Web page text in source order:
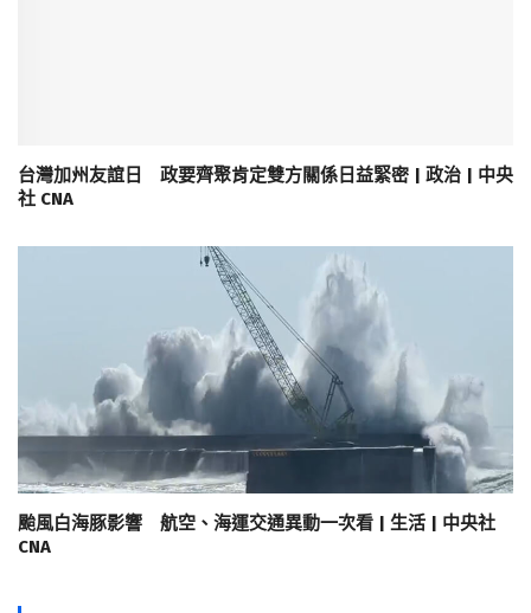
台灣加州友誼日 政要齊聚肯定雙方關係日益緊密 | 政治 | 中央
社 CNA
颱風白海豚影響 航空、海運交通異動一次看 | 生活 | 中央社
CNA